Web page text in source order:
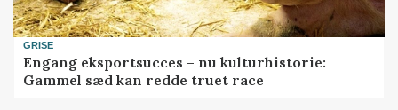
GRISE
Engang eksportsucces – nu kulturhistorie:
Gammel sæd kan redde truet race